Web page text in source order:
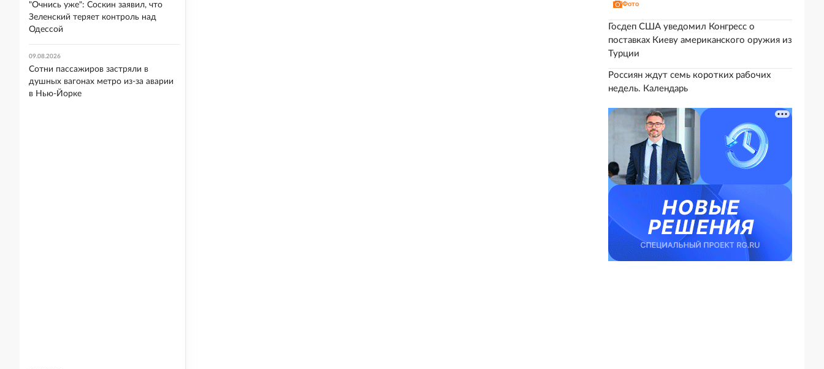
Фото
Госдеп США уведомил Конгресс о
поставках Киеву американского оружия из
Турции
Россиян ждут семь коротких рабочих
недель. Календарь
"Очнись уже": Соскин заявил, что
Зеленский теряет контроль над
Одессой
09.08.2026
Сотни пассажиров застряли в
душных вагонах метро из-за аварии
в Нью-Йорке